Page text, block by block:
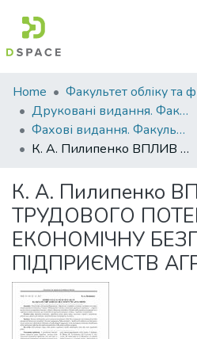
Communities
&
Collections
All of DSpace
Statistics
Home
Друковані видання. Факультет обліку та фінансів
Фахові видання. Факультет обліку та фінансів
К. А. Пилипенко ВПЛИВ ТРУДОВОГО ПОТЕНЦІАЛУ НА ЕКОНОМІЧНУ БЕЗПЕКУ ПІДПРИЄМСТВ АГРОСФЕРИ
К. А. Пилипенко
ТРУДОВОГО
ЕКОНОМІЧНУ
ПІДПРИЄМСТВ